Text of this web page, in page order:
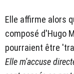
Elle affirme alors
composé d'Hugo
pourraient être
Elle m'accuse